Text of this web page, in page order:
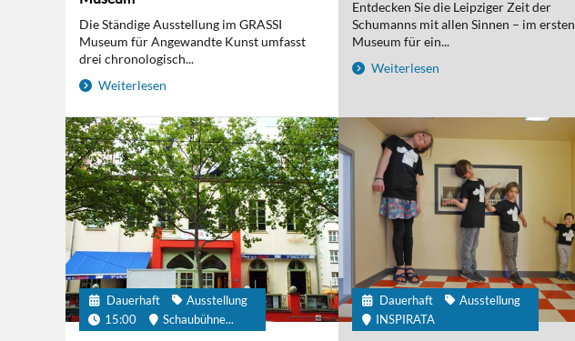
Die Ständige Ausstellung im GRASSI
Museum für Angewandte Kunst umfasst
drei chronologisch...
Weiterlesen
Entdecken Sie die Leipziger Zeit der
Schumanns mit allen Sinnen – im ersten
Museum für ein...
Weiterlesen
Dauerhaft
Ausstellung
15:00
Schaubühne...
Dauerhaft
Ausstellung
INSPIRATA